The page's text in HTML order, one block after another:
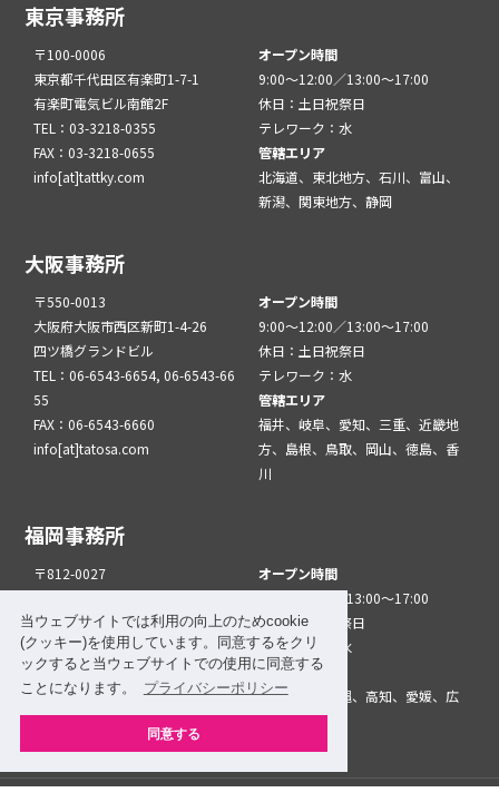
当ウェブサイトでは利用の向上のためcookie
(クッキー)を使用しています。同意するをクリ
ックすると当ウェブサイトでの使用に同意する
ことになります。
プライバシーポリシー
同意する
東京事務所
〒100-0006
東京都千代田区有楽町1-7-1
有楽町電気ビル南館2F
TEL：03-3218-0355
FAX：03-3218-0655
info[at]tattky.com
オープン時間
9:00～12:00／13:00～17:00
休日：土日祝祭日
テレワーク：水
管轄エリア
北海道、東北地方、石川、富山、
新潟、関東地方、静岡
大阪事務所
〒550-0013
大阪府大阪市西区新町1-4-26
四ツ橋グランドビル
TEL：06-6543-6654, 06-6543-66
55
FAX：06-6543-6660
info[at]tatosa.com
オープン時間
9:00～12:00／13:00～17:00
休日：土日祝祭日
テレワーク：水
管轄エリア
福井、岐阜、愛知、三重、近畿地
方、島根、鳥取、岡山、徳島、香
川
福岡事務所
〒812-0027
博多リバレインイースト サイト11
F
TEL：092-260-9308
FAX：092-260-8181
info[at]tatfuk.com
オープン時間
9:00～12:00／13:00～17:00
休日：土日祝祭日
テレワーク：水
管轄エリア
九州地方、沖縄、高知、愛媛、広
島、山口